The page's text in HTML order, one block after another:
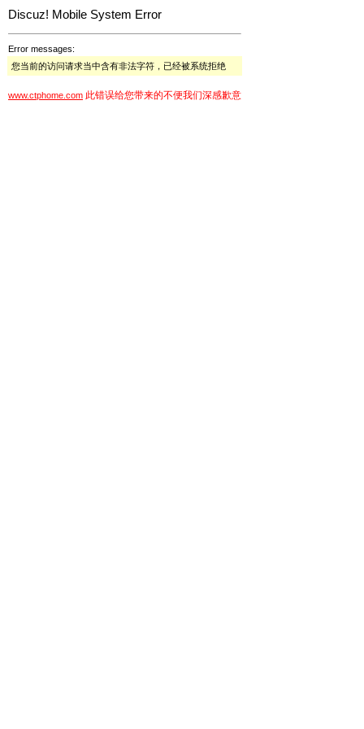
Discuz! Mobile System Error
Error messages:
您当前的访问请求当中含有非法字符，已经被系统拒绝
www.ctphome.com 此错误给您带来的不便我们深感歉意